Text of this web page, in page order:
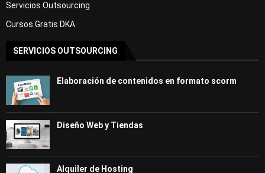
Servicios Outsourcing
Cursos Gratis DKA
SERVICIOS OUTSOURCING
Elaboración de contenidos en formato scorm
Diseño Web y Tiendas
Alquiler de Hosting